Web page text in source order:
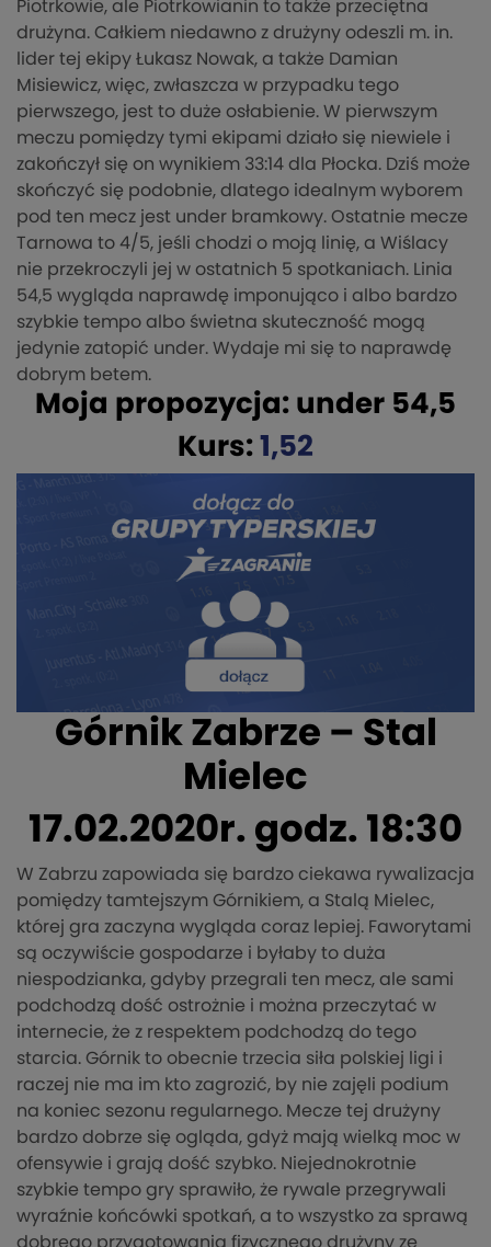
Piotrkowie, ale Piotrkowianin to także przeciętna
drużyna. Całkiem niedawno z drużyny odeszli m. in.
lider tej ekipy Łukasz Nowak, a także Damian
Misiewicz, więc, zwłaszcza w przypadku tego
pierwszego, jest to duże osłabienie. W pierwszym
meczu pomiędzy tymi ekipami działo się niewiele i
zakończył się on wynikiem 33:14 dla Płocka. Dziś może
skończyć się podobnie, dlatego idealnym wyborem
pod ten mecz jest under bramkowy. Ostatnie mecze
Tarnowa to 4/5, jeśli chodzi o moją linię, a Wiślacy
nie przekroczyli jej w ostatnich 5 spotkaniach. Linia
54,5 wygląda naprawdę imponująco i albo bardzo
szybkie tempo albo świetna skuteczność mogą
jedynie zatopić under. Wydaje mi się to naprawdę
dobrym betem.
Moja propozycja: under 54,5
Kurs: 1,52
Górnik Zabrze – Stal
Mielec
17.02.2020r. godz. 18:30
W Zabrzu zapowiada się bardzo ciekawa rywalizacja
pomiędzy tamtejszym Górnikiem, a Stalą Mielec,
której gra zaczyna wygląda coraz lepiej. Faworytami
są oczywiście gospodarze i byłaby to duża
niespodzianka, gdyby przegrali ten mecz, ale sami
podchodzą dość ostrożnie i można przeczytać w
internecie, że z respektem podchodzą do tego
starcia. Górnik to obecnie trzecia siła polskiej ligi i
raczej nie ma im kto zagrozić, by nie zajęli podium
na koniec sezonu regularnego. Mecze tej drużyny
bardzo dobrze się ogląda, gdyż mają wielką moc w
ofensywie i grają dość szybko. Niejednokrotnie
szybkie tempo gry sprawiło, że rywale przegrywali
wyraźnie końcówki spotkań, a to wszystko za sprawą
dobrego przygotowania fizycznego drużyny ze